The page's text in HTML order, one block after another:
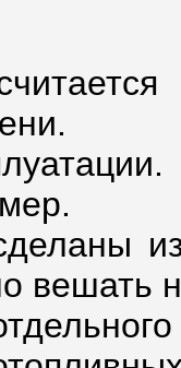
вешать